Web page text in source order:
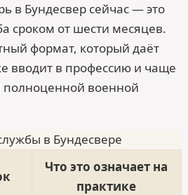
в Бундесвер сейчас — это
сроком от шести месяцев.
формат, который даёт
вводит в профессию и чаще
полноценной военной
в Бундесвере
Что это означает на
практике